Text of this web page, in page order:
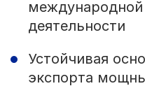
деятельности
Устойчивая
экспорта